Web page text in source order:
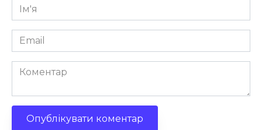
Ім'я
*
Email
*
Коментар